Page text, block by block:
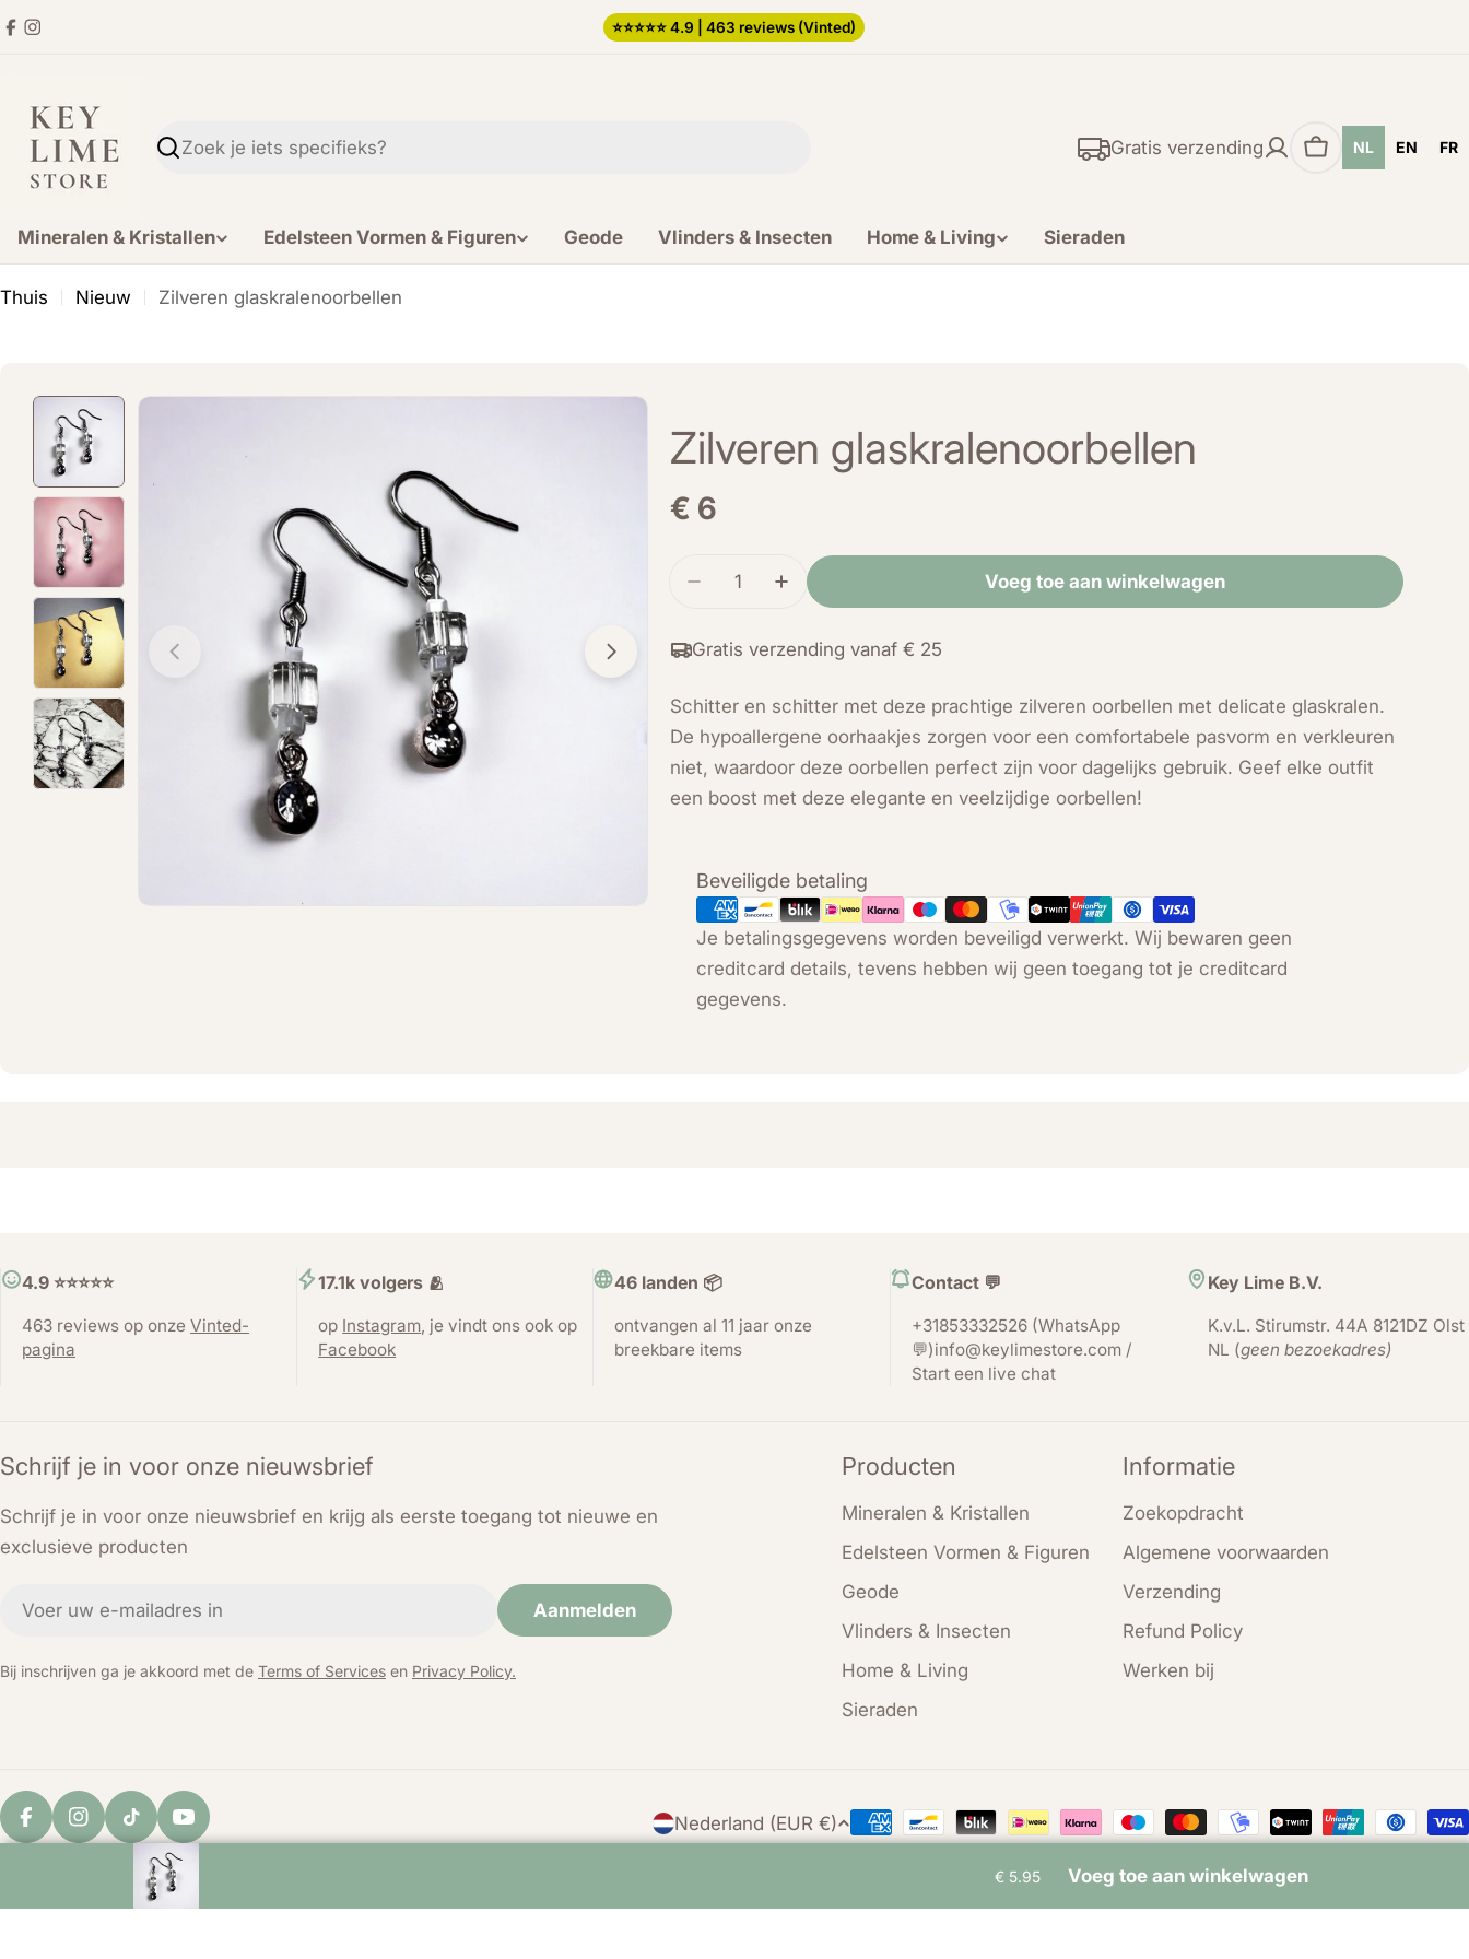
Ga
inhoud
Facebook
Instagram
⭐️⭐️⭐️⭐️⭐️ 4.9 | 463 reviews (Vinted)
Zoekopdracht
Gratis verzending
Winkelwagen
NL EN FR
Mineralen & Kristallen Edelsteen Vormen & Figuren Geode Vlinders & Insecten Home & Living Sieraden
Thuis Nieuw Zilveren glaskralenoorbellen
Open media 0 in modal Open media 1 in modal
Zilveren glaskralenoorbellen
Normale
€ 6
Hoeveelheid
Verminder de hoeveelheid voor Zilveren glaskralenoorbellen
Verhoog de hoeveelheid voor Zilveren glaskralenoorbellen
Voeg toe aan winkelwagen
Gratis verzending vanaf € 25
Schitter en schitter met deze prachtige zilveren oorbellen met delicate glaskralen.
De hypoallergene oorhaakjes zorgen voor een comfortabele pasvorm en verkleuren
niet, waardoor deze oorbellen perfect zijn voor dagelijks gebruik. Geef elke outfit
een boost met deze elegante en veelzijdige oorbellen!
Beveiligde betaling
Betaalmethoden
Je betalingsgegevens worden beveiligd verwerkt. Wij bewaren geen
creditcard details, tevens hebben wij geen toegang tot je creditcard
gegevens.
4.9 ⭐️⭐️⭐️⭐️⭐️
463 reviews op onze Vinted-
pagina
17.1k volgers 🫂
op Instagram, je vindt ons ook op
Facebook
46 landen 📦
ontvangen al 11 jaar onze
breekbare items
Contact 💬
+31853332526 (WhatsApp
💬)info@keylimestore.com /
Start een live chat
Key Lime B.V.
K.v.L. Stirumstr. 44A 8121DZ Olst
NL (geen bezoekadres)
Schrijf je in voor onze nieuwsbrief
Schrijf je in voor onze nieuwsbrief en krijg als eerste toegang tot nieuwe en
exclusieve producten
Aanmelden
Bij inschrijven ga je akkoord met de Terms of Services en Privacy Policy.
Producten
Mineralen & Kristallen
Edelsteen Vormen & Figuren
Geode
Vlinders & Insecten
Home & Living
Sieraden
Informatie
Zoekopdracht
Algemene voorwaarden
Verzending
Refund Policy
Werken bij
L
n
Nederland (EUR €) Betaalmethoden
FacebookInstagram
TikTokYouTube
KEY LIME STORE
€ 5.95 Voeg toe aan winkelwagen